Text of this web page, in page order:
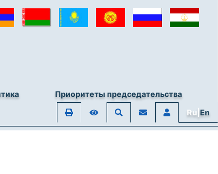
Приоритеты председательства
Ru|En